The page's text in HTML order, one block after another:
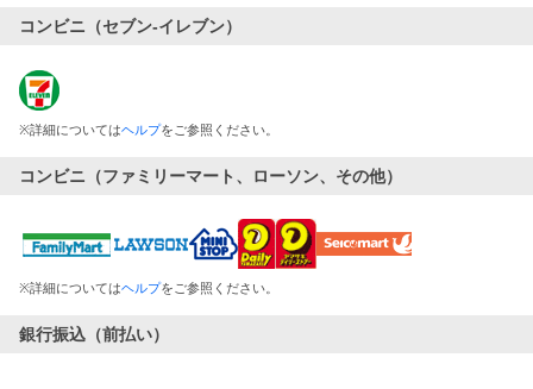
コンビニ（セブン-イレブン）
※詳細についてはヘルプをご参照ください。
コンビニ（ファミリーマート、ローソン、その他）
※詳細についてはヘルプをご参照ください。
銀行振込（前払い）